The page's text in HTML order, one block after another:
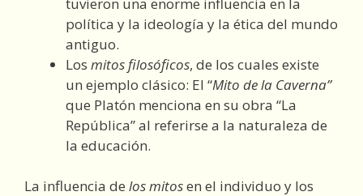
política y la ideología y la ética del mundo
antiguo.
Los mitos filosóficos, de los cuales existe
un ejemplo clásico: El “Mito de la Caverna”
que Platón menciona en su obra “La
República” al referirse a la naturaleza de
la educación.
La influencia de los mitosen el individuo y los